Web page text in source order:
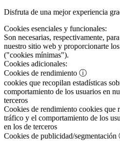
Disfruta de una mejor experiencia
Cookies esenciales y funcionales:
Son necesarias, respectivamente,
nuestro sitio web y proporcionarte
("cookies mínimas").
Cookies adicionales:
Cookies de rendimiento ⓘ
cookies que recopilan estadísticas
comportamiento de los usuarios en
terceros
Cookies de rendimiento cookies que
tráfico y el comportamiento de los
en los de terceros
Cookies de publicidad/segmentación